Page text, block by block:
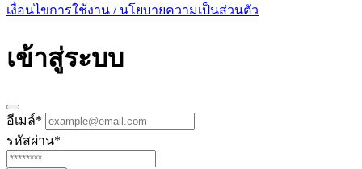
เงื่อนไขการใช้งาน / นโยบายความเป็นส่วนตัว
เข้าสู่ระบบ
อีเมล์*
รหัสผ่าน*